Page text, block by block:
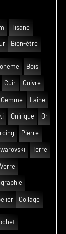
Tisane
Bien-être
Bois
Cuir Cuivre
Gemme Laine
Onirique Or
Pierre
Terre
Verre
Collage